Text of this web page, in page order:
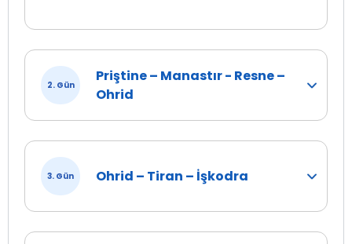
Camii, Mehmet Paşa Hamamı görülecektir. Prizren
tarihi yönlerini keşfedeceğimiz panoramik şehir
turumuza başlıyoruz. Bu tur esnasında, turumuz
sırasında Osmanlı dönemine ait birçok değerli yapıyı
tarihi mirası içinde yapacağımız bu gezi sırasında, 1389
Kosova Muharebesi sonucunda Kosova Ovası'nda
öldürülen Osmanlı Padişahı I. Murad Hüdavendigâr'ın
Türbesi'ni göreceğiz, bu önemli tarihi olayı ve Osmanlı
turumuzun ardından Otelimize transfer. Geceleme ve
akşam yemeğimiz otelimizde.
2. Gün
Priştine – Manastır - Resne –
Ohrid
3. Gün Ohrid – Tiran – İşkodra